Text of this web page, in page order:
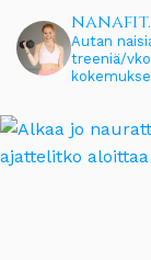
Autan
treeniä/